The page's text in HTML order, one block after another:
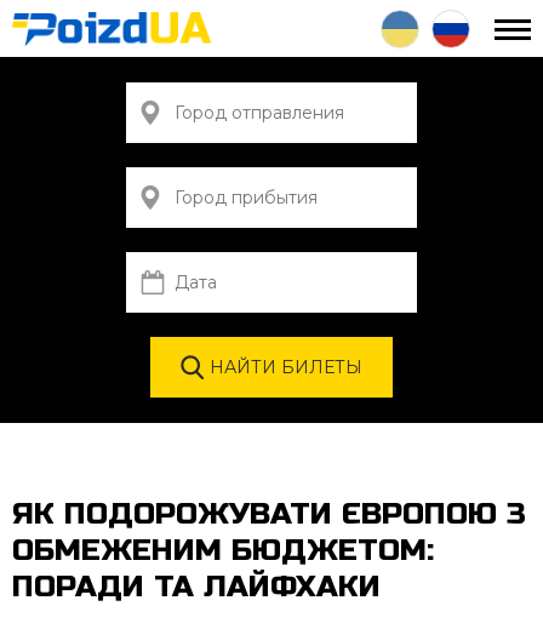
ЯК ПОДОРОЖУВАТИ ЄВРОПОЮ З
ОБМЕЖЕНИМ БЮДЖЕТОМ:
ПОРАДИ ТА ЛАЙФХАКИ